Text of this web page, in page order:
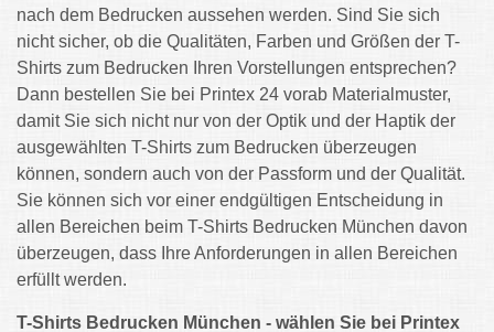
nach dem Bedrucken aussehen werden. Sind Sie sich
nicht sicher, ob die Qualitäten, Farben und Größen der T-
Shirts zum Bedrucken Ihren Vorstellungen entsprechen?
Dann bestellen Sie bei Printex 24 vorab Materialmuster,
damit Sie sich nicht nur von der Optik und der Haptik der
ausgewählten T-Shirts zum Bedrucken überzeugen
können, sondern auch von der Passform und der Qualität.
Sie können sich vor einer endgültigen Entscheidung in
allen Bereichen beim T-Shirts Bedrucken München davon
überzeugen, dass Ihre Anforderungen in allen Bereichen
erfüllt werden.
T-Shirts Bedrucken München - wählen Sie bei Printex